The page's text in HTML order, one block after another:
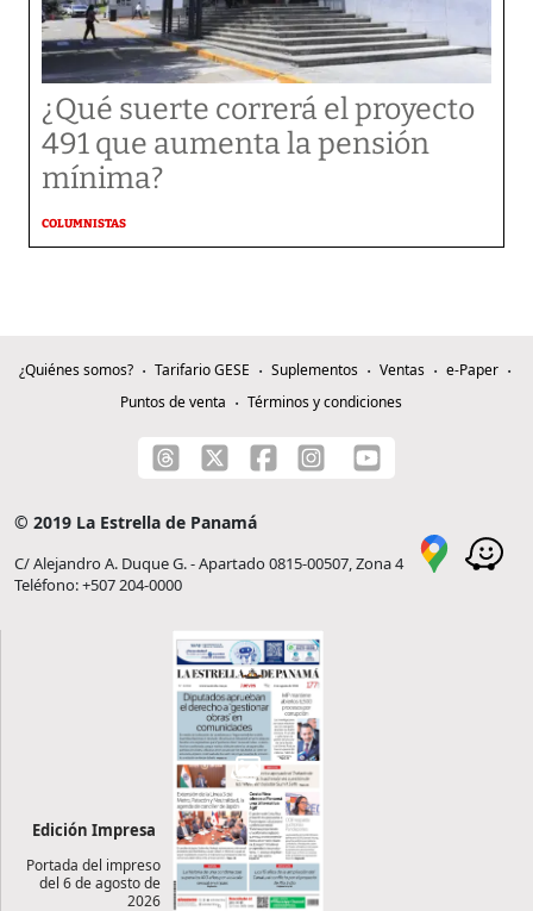
¿Qué suerte correrá el proyecto
491 que aumenta la pensión
mínima?
COLUMNISTAS
¿Quiénes somos? Tarifario GESE Suplementos Ventas
e-Paper
Puntos de venta
Términos y condiciones
© 2019 La Estrella de Panamá
C/ Alejandro A. Duque G. - Apartado 0815-00507, Zona 4
Teléfono: +507 204-0000
Edición Impresa
Portada del impreso
del 6 de agosto de
2026